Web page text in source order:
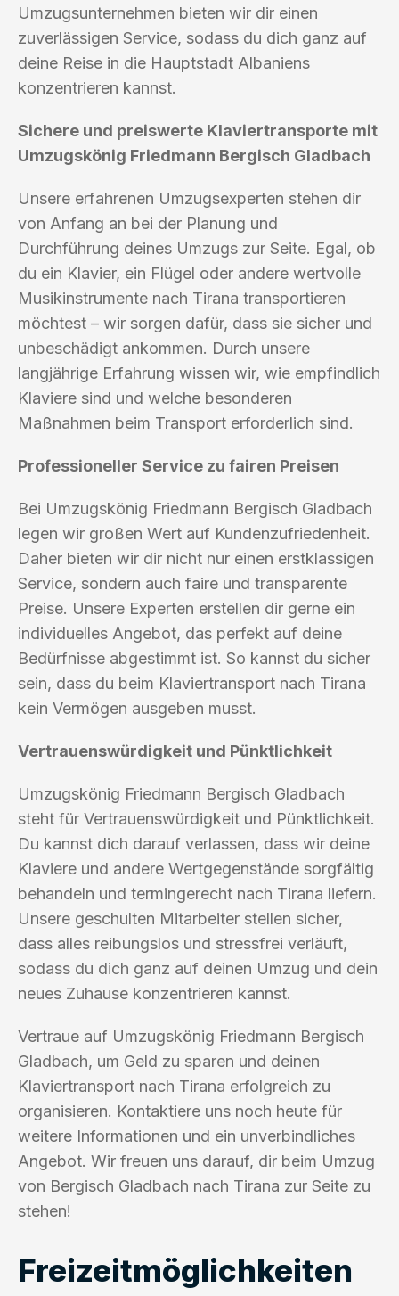
Umzugsunternehmen bieten wir dir einen
zuverlässigen Service, sodass du dich ganz auf
deine Reise in die Hauptstadt Albaniens
konzentrieren kannst.
Sichere und preiswerte Klaviertransporte mit
Umzugskönig Friedmann Bergisch Gladbach
Unsere erfahrenen Umzugsexperten stehen dir
von Anfang an bei der Planung und
Durchführung deines Umzugs zur Seite. Egal, ob
du ein Klavier, ein Flügel oder andere wertvolle
Musikinstrumente nach Tirana transportieren
möchtest – wir sorgen dafür, dass sie sicher und
unbeschädigt ankommen. Durch unsere
langjährige Erfahrung wissen wir, wie empfindlich
Klaviere sind und welche besonderen
Maßnahmen beim Transport erforderlich sind.
Professioneller Service zu fairen Preisen
Bei Umzugskönig Friedmann Bergisch Gladbach
legen wir großen Wert auf Kundenzufriedenheit.
Daher bieten wir dir nicht nur einen erstklassigen
Service, sondern auch faire und transparente
Preise. Unsere Experten erstellen dir gerne ein
individuelles Angebot, das perfekt auf deine
Bedürfnisse abgestimmt ist. So kannst du sicher
sein, dass du beim Klaviertransport nach Tirana
kein Vermögen ausgeben musst.
Vertrauenswürdigkeit und Pünktlichkeit
Umzugskönig Friedmann Bergisch Gladbach
steht für Vertrauenswürdigkeit und Pünktlichkeit.
Du kannst dich darauf verlassen, dass wir deine
Klaviere und andere Wertgegenstände sorgfältig
behandeln und termingerecht nach Tirana liefern.
Unsere geschulten Mitarbeiter stellen sicher,
dass alles reibungslos und stressfrei verläuft,
sodass du dich ganz auf deinen Umzug und dein
neues Zuhause konzentrieren kannst.
Vertraue auf Umzugskönig Friedmann Bergisch
Gladbach, um Geld zu sparen und deinen
Klaviertransport nach Tirana erfolgreich zu
organisieren. Kontaktiere uns noch heute für
weitere Informationen und ein unverbindliches
Angebot. Wir freuen uns darauf, dir beim Umzug
von Bergisch Gladbach nach Tirana zur Seite zu
stehen!
Freizeitmöglichkeiten